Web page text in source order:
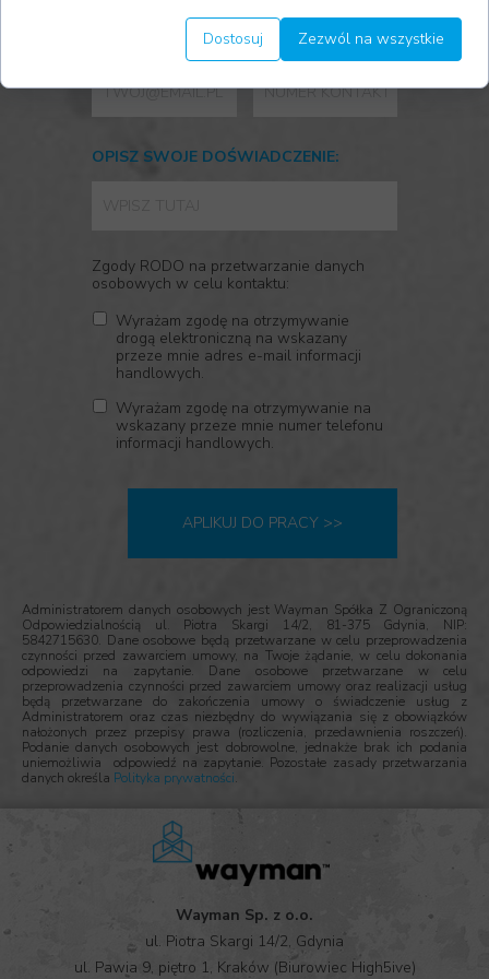
Administratorem danych osobowych jest Wayman Spółka Z Ograniczoną
Odpowiedzialnością ul. Piotra Skargi 14/2, 81-375 Gdynia, NIP:
5842715630. Dane osobowe będą przetwarzane w celu przeprowadzenia
czynności przed zawarciem umowy, na Twoje żądanie, w celu dokonania
odpowiedzi na zapytanie. Dane osobowe przetwarzane w celu
przeprowadzenia czynności przed zawarciem umowy oraz realizacji usług
będą przetwarzane do zakończenia umowy o świadczenie usług z
Administratorem oraz czas niezbędny do wywiązania się z obowiązków
nałożonych przez przepisy prawa (rozliczenia, przedawnienia roszczeń).
Podanie danych osobowych jest dobrowolne, jednakże brak ich podania
uniemożliwia odpowiedź na zapytanie. Pozostałe zasady przetwarzania
danych określa Polityka prywatności.
TELEFON:
OPISZ SWOJE DOŚWIADCZENIE:
Zgody RODO na przetwarzanie danych
osobowych w celu kontaktu:
Wyrażam zgodę na otrzymywanie
drogą elektroniczną na wskazany
przeze mnie adres e-mail informacji
handlowych.
Wyrażam zgodę na otrzymywanie na
wskazany przeze mnie numer telefonu
informacji handlowych.
APLIKUJ DO PRACY >>
Wayman Sp. z o.o.
ul. Piotra Skargi 14/2, Gdynia
ul. Pawia 9, piętro 1, Kraków (Biurowiec High5ive)
Dostosuj Zezwól na wszystkie